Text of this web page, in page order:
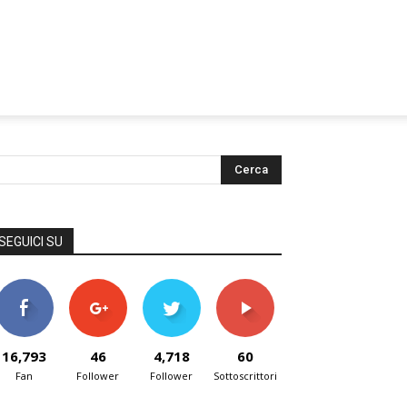
SU
16,793
Fan
46
Follower
4,718
Follower
60
Sottoscrittori